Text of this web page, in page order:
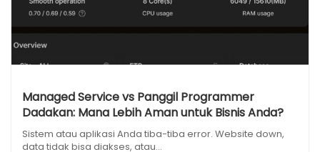
Managed Service vs Panggil Programmer
Dadakan: Mana Lebih Aman untuk Bisnis Anda?
Sistem atau aplikasi Anda tiba-tiba error. Website down,
data tidak bisa diakses, atau...